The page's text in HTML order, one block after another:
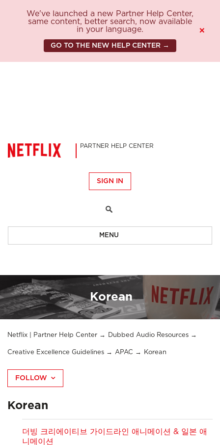
We've launched a new Partner Help Center,
same content, better search, now available
in your language.
GO TO THE NEW HELP CENTER →
×
PARTNER HELP CENTER
SIGN IN
MENU
Korean
Netflix | Partner Help Center Dubbed Audio Resources
Creative Excellence Guidelines APAC Korean
FOLLOW
Korean
더빙 크리에이티브 가이드라인 애니메이션 & 일본 애
니메이션